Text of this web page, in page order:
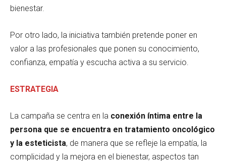
bienestar.
Por otro lado, la iniciativa también pretende poner en
valor a las profesionales que ponen su conocimiento,
confianza, empatía y escucha activa a su servicio.
ESTRATEGIA
La campaña se centra en la conexión íntima entre la
persona que se encuentra en tratamiento oncológico
y la esteticista, de manera que se refleje la empatía, la
complicidad y la mejora en el bienestar, aspectos tan